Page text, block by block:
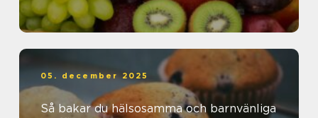
05. december 2025
Så bakar du hälsosamma och barnvänliga